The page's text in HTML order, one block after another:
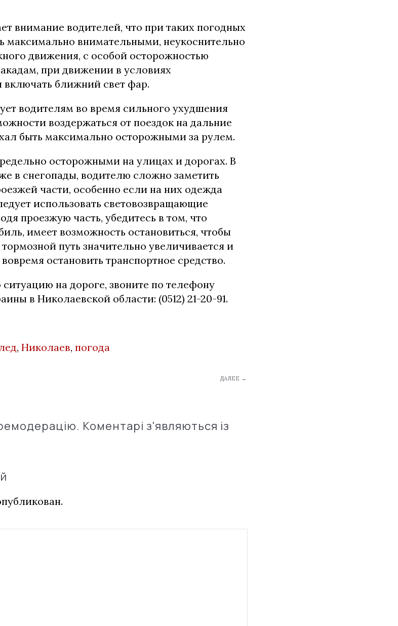
внимание водителей, что при таких погодных
максимально внимательными, неукоснительно
движения, с особой осторожностью
при движении в условиях
ближний свет фар.
водителям во время сильного ухудшения
воздержаться от поездок на дальние
быть максимально осторожными за рулем.
осторожными на улицах и дорогах. В
в снегопады, водителю сложно заметить
части, особенно если на них одежда
использовать световозвращающие
проезжую часть, убедитесь в том, что
имеет возможность остановиться, чтобы
путь значительно увеличивается и
остановить транспортное средство.
на дороге, звоните по телефону
в Николаевской области: (0512) 21-20-91.
, Николаев, погода
ДАЛЕЕ →
Коментарі з'являються із